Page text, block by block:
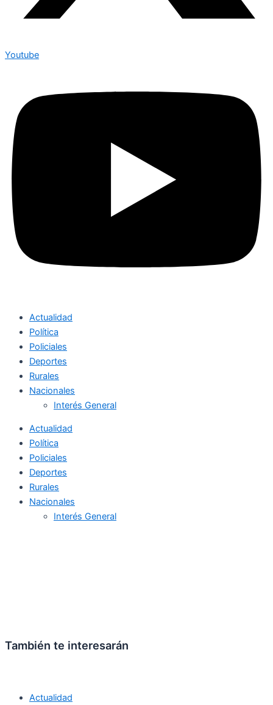
Youtube
Actualidad
Política
Policiales
Deportes
Rurales
Nacionales
Interés General
Actualidad
Política
Policiales
Deportes
Rurales
Nacionales
Interés General
También te interesarán
Actualidad